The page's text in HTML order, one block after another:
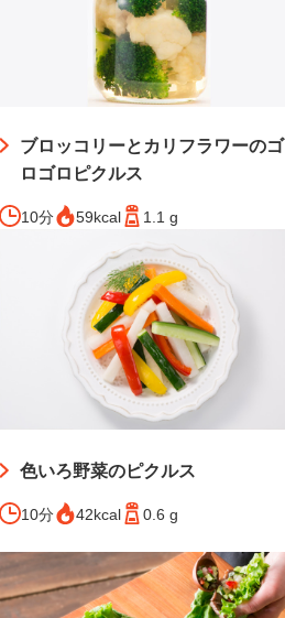
ブロッコリーとカリフラワーのゴ
ロゴロピクルス
10分 59kcal 1.1 g
色いろ野菜のピクルス
10分 42kcal 0.6 g